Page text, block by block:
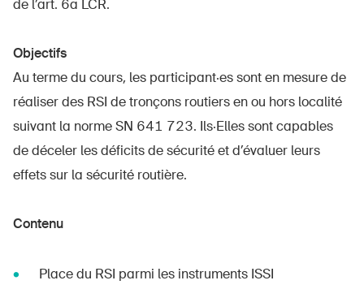
de l’art. 6a LCR.
Objectifs
Au terme du cours, les participant·es sont en mesure de
réaliser des RSI de tronçons routiers en ou hors localité
suivant la norme SN 641 723. Ils·Elles sont capables
de déceler les déficits de sécurité et d’évaluer leurs
effets sur la sécurité routière.
Contenu
Place du RSI parmi les instruments ISSI